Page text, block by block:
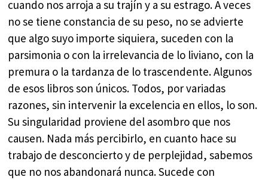
cuando nos arroja a su trajín y a su estrago. A veces
no se tiene constancia de su peso, no se advierte
que algo suyo importe siquiera, suceden con la
parsimonia o con la irrelevancia de lo liviano, con la
premura o la tardanza de lo trascendente. Algunos
de esos libros son únicos. Todos, por variadas
razones, sin intervenir la excelencia en ellos, lo son.
Su singularidad proviene del asombro que nos
causen. Nada más percibirlo, en cuanto hace su
trabajo de desconcierto y de perplejidad, sabemos
que no nos abandonará nunca. Sucede con